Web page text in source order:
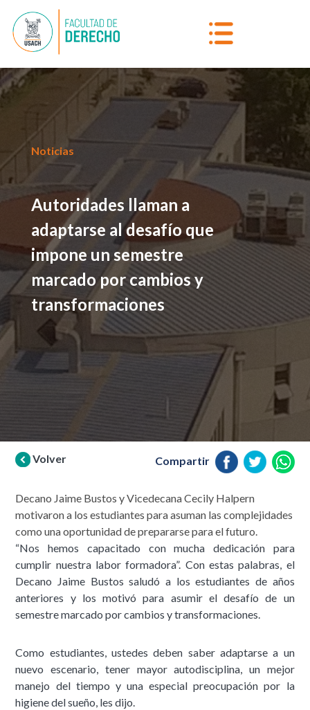
Noticias
Autoridades llaman a
adaptarse al desafío que
impone un semestre
marcado por cambios y
transformaciones
Volver Compartir
Decano Jaime Bustos y Vicedecana Cecily Halpern
motivaron a los estudiantes para asuman las complejidades
como una oportunidad de prepararse para el futuro.
“Nos hemos capacitado con mucha dedicación para
cumplir nuestra labor formadora”. Con estas palabras, el
Decano Jaime Bustos saludó a los estudiantes de años
anteriores y los motivó para asumir el desafío de un
semestre marcado por cambios y transformaciones.
Como estudiantes, ustedes deben saber adaptarse a un
nuevo escenario, tener mayor autodisciplina, un mejor
manejo del tiempo y una especial preocupación por la
higiene del sueño, les dijo.